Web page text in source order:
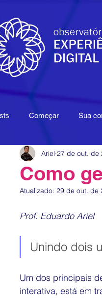
Começar Sua
Google
Comunicação
Como
Ariel 27 de out. de
Atualizado: 29 de out. de
Prof. Eduardo Ariel
Unindo dois
Um dos principais
interativa, está em